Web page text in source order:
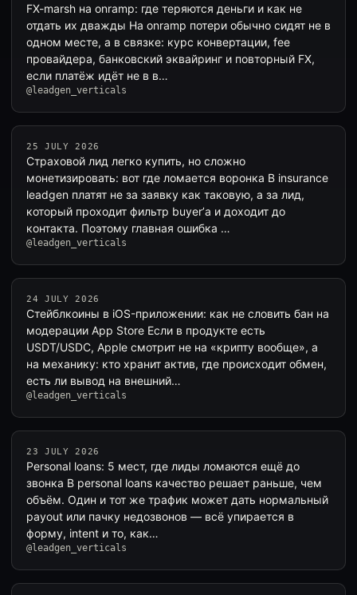
FX-marsh на onramp: где теряются деньги и как не
отдать их дважды На onramp потери обычно сидят не в
одном месте, а в связке: курс конвертации, fee
провайдера, банковский эквайринг и повторный FX,
если платёж идёт не в в…
@leadgen_verticals
25 JULY 2026
Страховой лид легко купить, но сложно
монетизировать: вот где ломается воронка В insurance
leadgen платят не за заявку как таковую, а за лид,
который проходит фильтр buyer’а и доходит до
контакта. Поэтому главная ошибка …
@leadgen_verticals
24 JULY 2026
Стейблкоины в iOS-приложении: как не словить бан на
модерации App Store Если в продукте есть
USDT/USDC, Apple смотрит не на «крипту вообще», а
на механику: кто хранит актив, где происходит обмен,
есть ли вывод на внешний…
@leadgen_verticals
23 JULY 2026
Personal loans: 5 мест, где лиды ломаются ещё до
звонка В personal loans качество решает раньше, чем
объём. Один и тот же трафик может дать нормальный
payout или пачку недозвонов — всё упирается в
форму, intent и то, как…
@leadgen_verticals